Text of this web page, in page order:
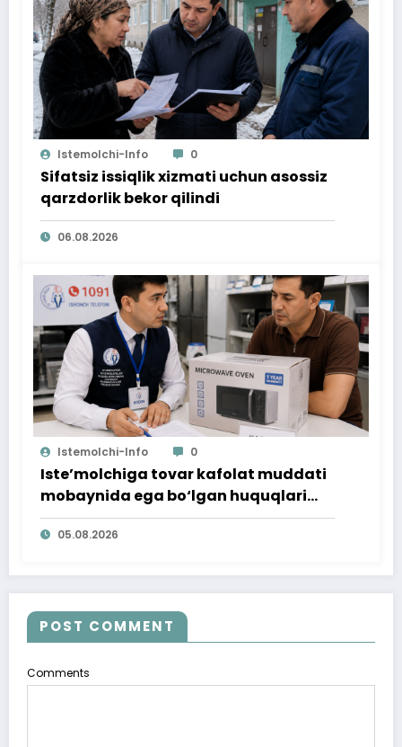
Istemolchi-Info 0
Sifatsiz issiqlik xizmati uchun asossiz
qarzdorlik bekor qilindi
06.08.2026
Istemolchi-Info 0
Iste’molchiga tovar kafolat muddati
mobaynida ega bo‘lgan huquqlari
ta’minlab berildi
05.08.2026
POST COMMENT
Comments